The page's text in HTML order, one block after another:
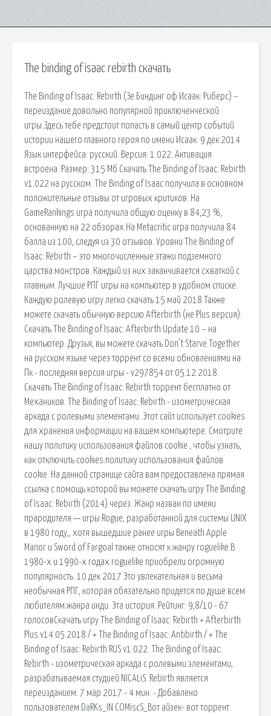
The binding of isaac rebirth скачать
The Binding of Isaac: Rebirth (Зе Биндинг оф Исаак: Риберс) –
переиздание довольно популярной приключенческой
игры.Здесь тебе предстоит попасть в самый центр событий
истории нашего главного героя по имени Исаак. 9 дек 2014
Язык интерфейса: русский. Версия: 1.022. Активация
встроена. Размер: 315 Мб Скачать The Binding of Isaac: Rebirth
v1.022 на русском. The Binding of Isaac получила в основном
положительные отзывы от игровых критиков. На
GameRankings игра получила общую оценку в 84,23 %,
основанную на 22 обзорах.На Metacritic игра получила 84
балла из 100, следуя из 30 отзывов. Уровни The Binding of
Isaac: Rebirth – это многочисленные этажи подземного
царства монстров. Каждый из них заканчивается схваткой с
главным. Лучшие РПГ игры на компьютер в удобном списке.
Каждую ролевую игру легко скачать 15 май 2018 Также
можете скачать обычную версию Afterbirth (не Plus версия):
Скачать The Binding of Isaac: Afterbirth Update 10 – на
компьютер. Друзья, вы можете скачать Don't Starve Together
на русском языке через торрент со всеми обновлениями на
Пк - последняя версия игры - v297854 от 05.12.2018.
Скачать The Binding of Isaac: Rebirth торрент бесплатно от
Механиков. The Binding of Isaac: Rebirth - изометрическая
аркада с ролевыми элементами. Этот сайт использует cookies
для хранения информации на вашем компьютере. Смотрите
нашу политику использования файлов cookie , чтобы узнать,
как отключить cookies.политику использования файлов
cookie. На данной странице сайта вам предоставлена прямая
ссылка с помощь которой вы можете скачать игру The Binding
of Isaac: Rebirth (2014) через. Жанр назван по имени
прародителя — игры Rogue, разработанной для системы UNIX
в 1980 году,, хотя вышедшие ранее игры Beneath Apple
Manor и Sword of Fargoal также относят к жанру roguelike.В
1980-х и 1990-х годах roguelike приобрели огромную
популярность. 10 дек 2017 Это увлекательная и весьма
необычная РПГ, которая обязательно придется по душе всем
любителям жанра инди. Эта история. Рейтинг: 9,8/10 - 67
голосовСкачать игру The Binding of Isaac: Rebirth + Afterbirth
Plus v14.05.2018 / + The Binding of Isaac: Antibirth / + The
Binding of Isaac: Rebirth RUS v1.022. The Binding of Isaac:
Rebirth - изометрическая аркада с ролевыми элементами,
разрабатываемая студией NICALiS. Rebirth является
переизданием. 7 мар 2017 - 4 мин. - Добавлено
пользователем DaRKs_IN COMiscS_Вот айзек- вот торрент.